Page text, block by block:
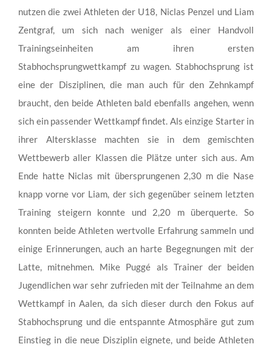
nutzen die zwei Athleten der U18, Niclas Penzel und Liam
Zentgraf, um sich nach weniger als einer Handvoll
Trainingseinheiten am ihren ersten
Stabhochsprungwettkampf zu wagen. Stabhochsprung ist
eine der Disziplinen, die man auch für den Zehnkampf
braucht, den beide Athleten bald ebenfalls angehen, wenn
sich ein passender Wettkampf findet. Als einzige Starter in
ihrer Altersklasse machten sie in dem gemischten
Wettbewerb aller Klassen die Plätze unter sich aus. Am
Ende hatte Niclas mit übersprungenen 2,30 m die Nase
knapp vorne vor Liam, der sich gegenüber seinem letzten
Training steigern konnte und 2,20 m überquerte. So
konnten beide Athleten wertvolle Erfahrung sammeln und
einige Erinnerungen, auch an harte Begegnungen mit der
Latte, mitnehmen. Mike Puggé als Trainer der beiden
Jugendlichen war sehr zufrieden mit der Teilnahme an dem
Wettkampf in Aalen, da sich dieser durch den Fokus auf
Stabhochsprung und die entspannte Atmosphäre gut zum
Einstieg in die neue Disziplin eignete, und beide Athleten